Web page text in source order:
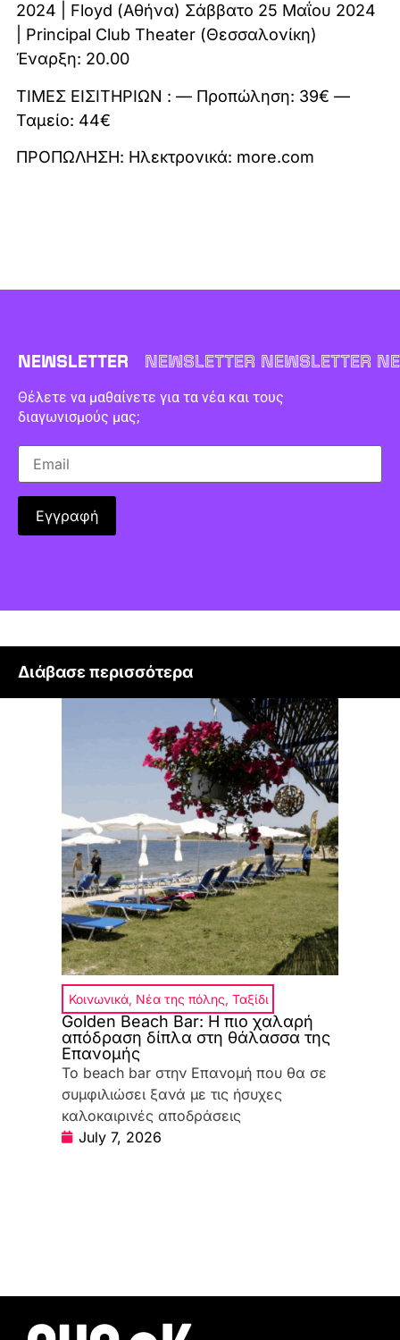
2024 | Floyd (Αθήνα) Σάββατο 25 Μαΐου 2024
| Principal Club Theater (Θεσσαλονίκη)
Έναρξη: 20.00
ΤΙΜΕΣ ΕΙΣΙΤΗΡΙΩΝ : — Προπώληση: 39€ —
Ταμείο: 44€
ΠΡΟΠΩΛΗΣΗ: Ηλεκτρονικά: more.com
NEWSLETTER NEWSLETTER NEWSLETTER
Θέλετε να μαθαίνετε για τα νέα και τους
διαγωνισμούς μας;
Διάβασε περισσότερα
Κοινωνικά, Νέα της πόλης, Ταξίδι
Golden Beach Bar: Η πιο χαλαρή
απόδραση δίπλα στη θάλασσα της
Επανομής
Το beach bar στην Επανομή που θα σε
συμφιλιώσει ξανά με τις ήσυχες
καλοκαιρινές αποδράσεις
July 7, 2026